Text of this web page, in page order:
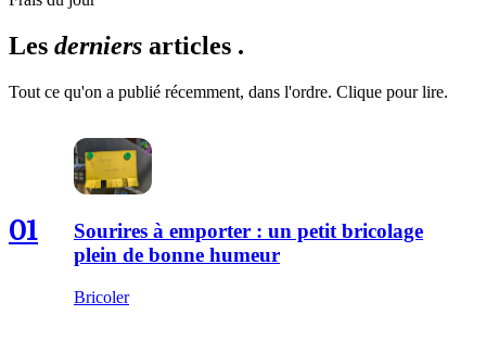
Les derniers articles .
Tout ce qu'on a publié récemment, dans l'ordre. Clique pour lire.
01
Sourires à emporter : un petit bricolage
plein de bonne humeur
Bricoler